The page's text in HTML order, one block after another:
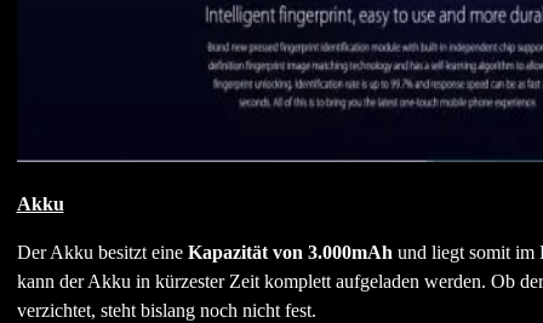
Akku
Der Akku besitzt eine Kapazität von 3.000mAh und liegt somit im
kann der Akku in kürzester Zeit komplett aufgeladen werden. Ob
verzichtet, steht bislang noch nicht fest.